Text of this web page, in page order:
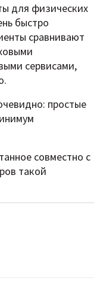
для физических
быстро
сравнивают
сервисами,
простые
совместно с
такой